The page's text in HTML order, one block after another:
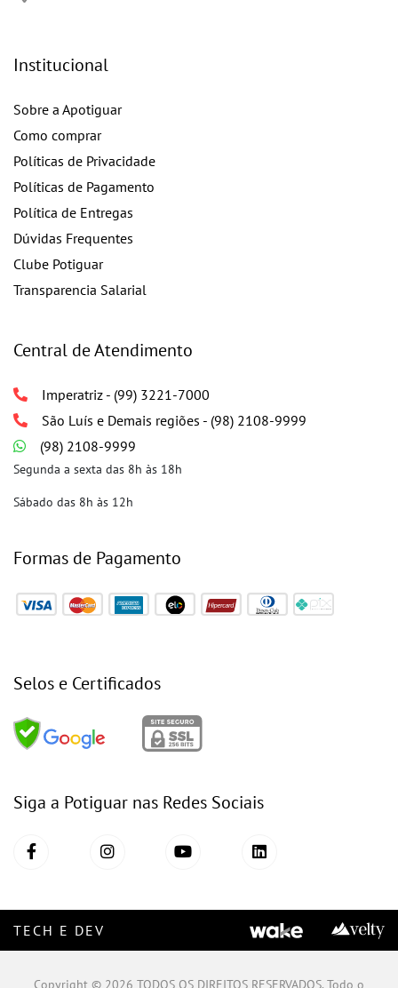
Institucional
Sobre a Apotiguar
Como comprar
Políticas de Privacidade
Políticas de Pagamento
Política de Entregas
Dúvidas Frequentes
Clube Potiguar
Transparencia Salarial
Central de Atendimento
Imperatriz - (99) 3221-7000
São Luís e Demais regiões - (98) 2108-9999
(98) 2108-9999
Segunda a sexta das 8h às 18h
Sábado das 8h às 12h
Formas de Pagamento
Selos e Certificados
Siga a Potiguar nas Redes Sociais
TECH E DEV
Copyright © 2026 TODOS OS DIREITOS RESERVADOS. Todo o